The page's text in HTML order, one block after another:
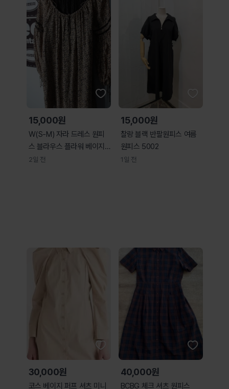
15,000원
W(S-M) 자라 드레스 원피
스 블라우스 플라워 베이지-
H36531
2일 전
15,000원
찰랑 블랙 반팔원피스 여름
원피스 5002
1일 전
30,000원
코스 베이지 퍼프 셔츠 미니
40,000원
BCBG 체크 셔츠 원피스